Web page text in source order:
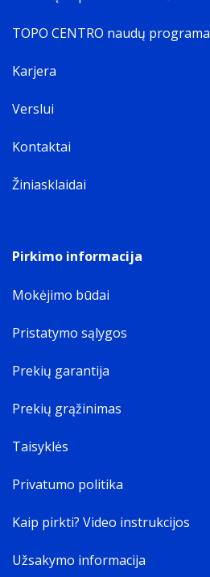
TOPO CENTRO naudų programa
Karjera
Verslui
Kontaktai
Žiniasklaidai
Pirkimo informacija
Mokėjimo būdai
Pristatymo sąlygos
Prekių garantija
Prekių grąžinimas
Taisyklės
Privatumo politika
Kaip pirkti? Video instrukcijos
Užsakymo informacija